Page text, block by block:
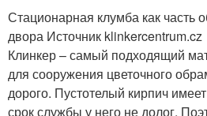
Стационарная клумба как часть
двора Источник klinkercentrum.cz
Клинкер – самый подходящий
для сооружения цветочного
дорого. Пустотелый кирпич
срок службы у него не долог.